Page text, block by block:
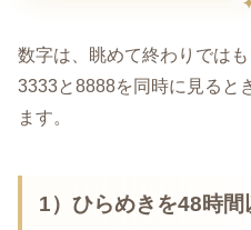
数字は、眺めて終わりでは
3333と8888を同時に見ると
ます。
1）ひらめきを48時間